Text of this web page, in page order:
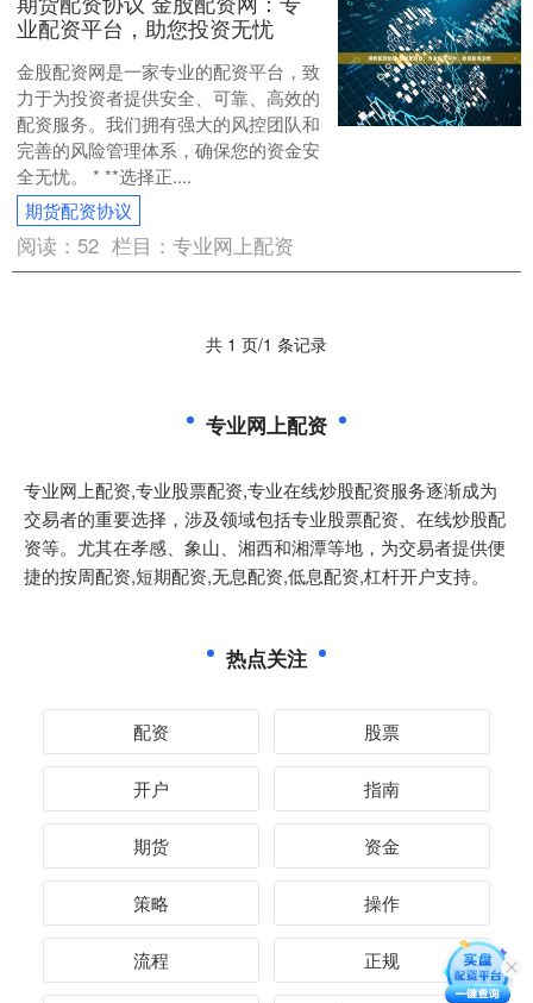
业配资平台，助您投资无忧
金股配资网是一家专业的配资平台，致
力于为投资者提供安全、可靠、高效的
配资服务。我们拥有强大的风控团队和
完善的风险管理体系，确保您的资金安
全无忧。 * **选择正....
期货配资协议
阅读： 52 栏目：专业网上配资
共 1 页/1 条记录
专业网上配资
专业网上配资,专业股票配资,专业在线炒股配资服务逐渐成为
交易者的重要选择，涉及领域包括专业股票配资、在线炒股配
资等。尤其在孝感、象山、湘西和湘潭等地，为交易者提供便
捷的按周配资,短期配资,无息配资,低息配资,杠杆开户支持。
热点关注
配资 股票
开户 指南
期货 资金
策略 操作
流程 正规